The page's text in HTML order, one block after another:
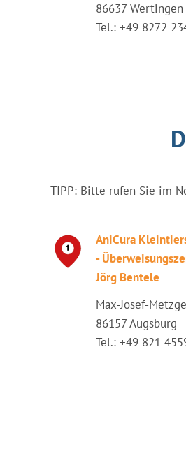
86637 Wertingen
Tel.: +49 8272
TIPP: Bitte rufen Sie im
AniCura
-
Jörg Bentele
Max-Josef-
86157 Augsburg
Tel.: +49 821